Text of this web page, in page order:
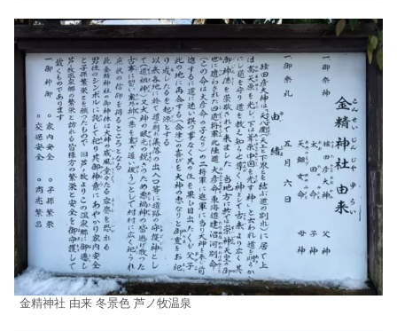
金精神社 由来 冬景色 芦ノ牧温泉